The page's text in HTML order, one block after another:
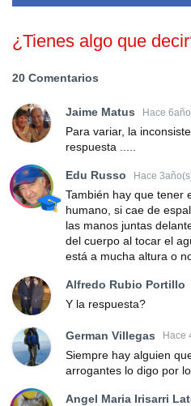
¿Tienes algo que
20 Comentarios
Jaime Matus Hace
Para variar, la
respuesta .....
Edu Russo Hace
También hay que tener
humano, si cae de
las manos juntas
del cuerpo al tocar el
está a mucha altura o
Alfredo Rubio Portillo
Y la respuesta?
German Villegas Hace
Siempre hay alguien
arrogantes lo digo por
Angel Maria Irisarri